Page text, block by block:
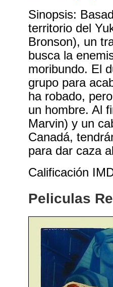
Sinopsis:
territorio del
Bronson), un
busca la
moribundo. El
grupo para
ha robado,
un hombre. Al
Marvin) y un
Canadá,
para dar caza
Calificación
Peliculas